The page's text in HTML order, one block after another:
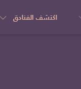
اكتشف الفنادق